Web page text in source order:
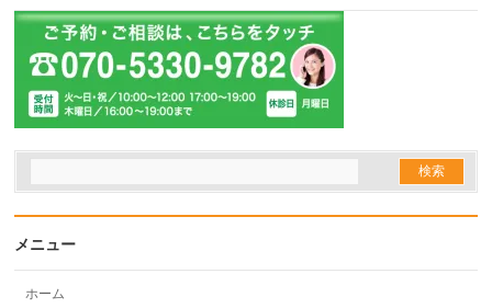
メニュー
ホーム